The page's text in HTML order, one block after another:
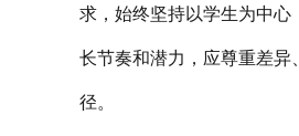
求，始终坚持以学生为中
长节奏和潜力，应尊重差异
径。